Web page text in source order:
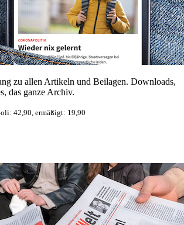
zu allen Artikeln und Beilagen. Downloads,
das ganze Archiv.
42,90, ermäßigt: 19,90